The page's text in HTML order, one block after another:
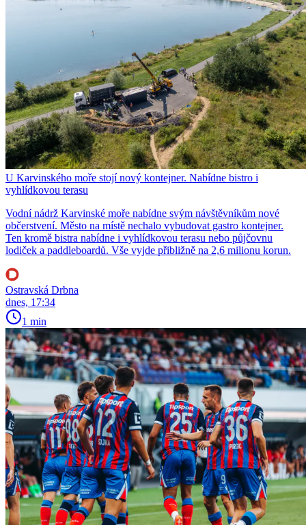
U Karvinského moře stojí nový kontejner. Nabídne bistro i
vyhlídkovou terasu
Vodní nádrž Karvinské moře nabídne svým návštěvníkům nové
občerstvení. Město na místě nechalo vybudovat gastro kontejner.
Ten kromě bistra nabídne i vyhlídkovou terasu nebo půjčovnu
lodiček a paddleboardů. Vše vyjde přibližně na 2,6 milionu korun.
Ostravská Drbna
dnes, 17:34
1 min